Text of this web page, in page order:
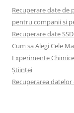
Recuperare date de
pentru companii și
Recuperare date
Cum sa Alegi Cele
Experimente
Științei
Recuperarea